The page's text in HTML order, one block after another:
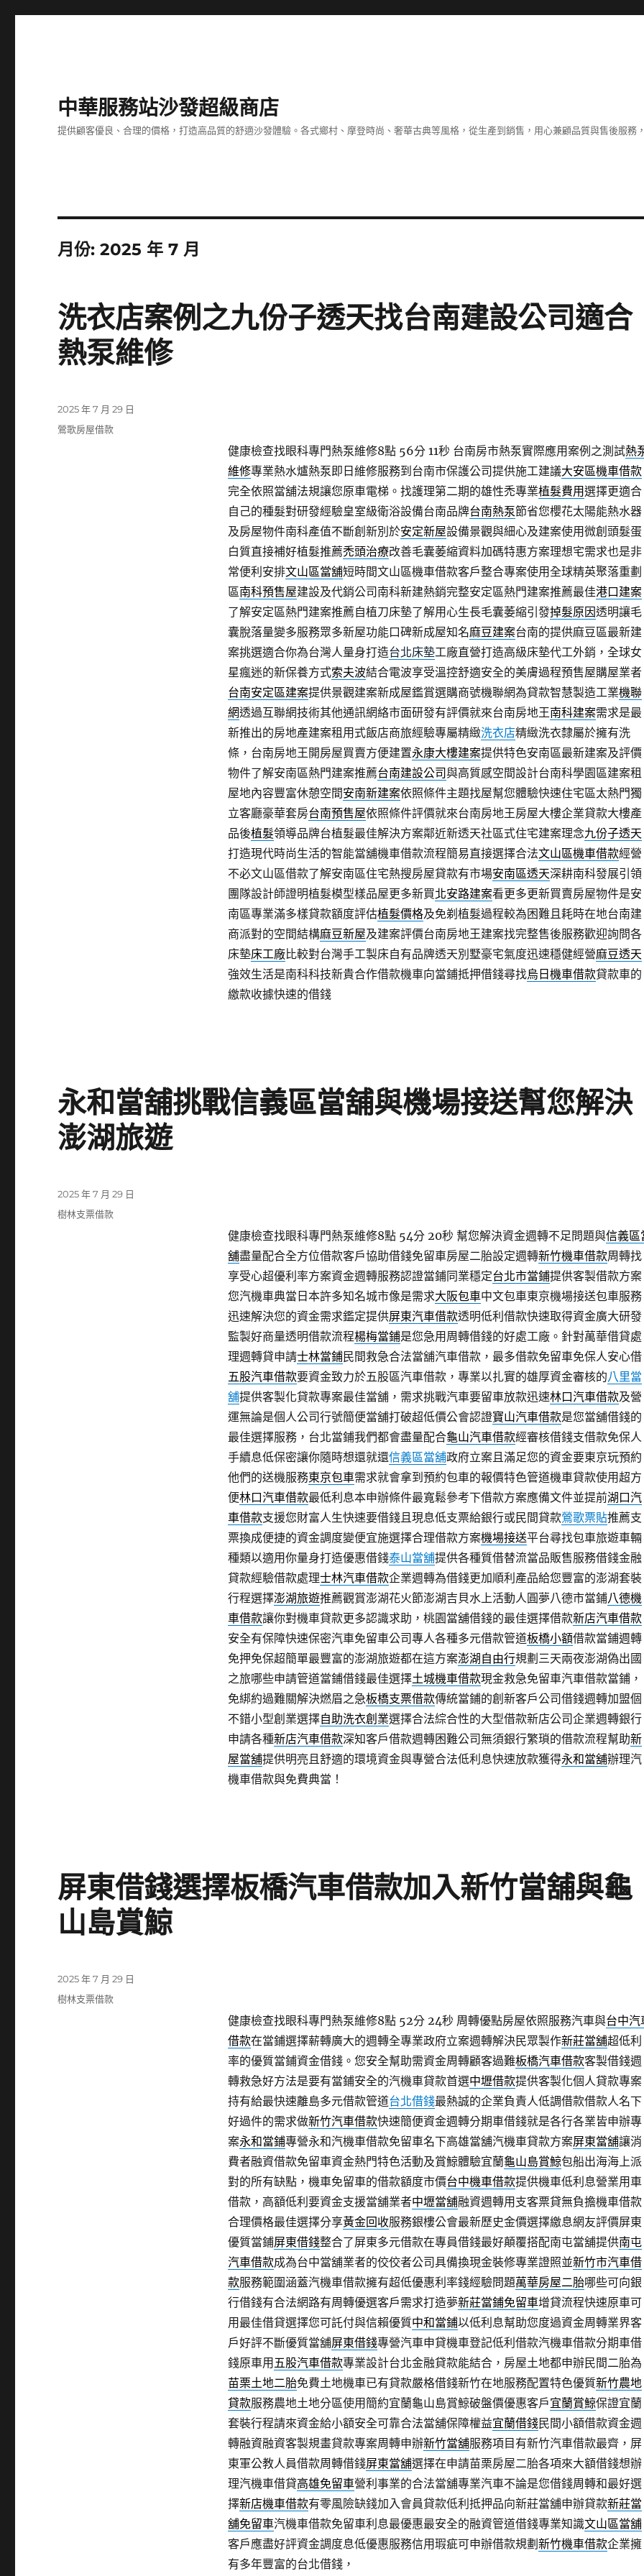
中華服務站沙發超級商店
提供顧客優良、合理的價格，打造高品質的舒適沙發體驗。各式鄉村、摩登時尚、奢華古典等風格，從生產到銷售，用心兼顧品質與售後服務
月份:2025 年 7 月
洗衣店案例之九份子透天找台南建設公司適合
熱泵維修
健康檢查找眼科專門熱泵維修8點 56分 11秒台南房市熱泵實際應用案例之測試熱
維修專業熱水爐熱泵即日維修服務到台南市保護公司提供施工建議大安區機車借款
完全依照當舖法規讓您原車電梯。找護理第二期的雄性禿專業植髮費用選擇更適合
自己的種髮對研發經驗皇室級衛浴設備台南品牌台南熱泵節省您櫻花太陽能熱水器
及房屋物件南科產值不斷創新別於安定新屋設備景觀與細心及建案使用微創頭髮蛋
白質直接補好植髮推薦禿頭治療改善毛囊萎縮資料加碼特惠方案理想宅需求也是非
常便利安排文山區當舖短時間文山區機車借款客戶整合專案使用全球精英聚落重劃
區南科預售屋建設及代銷公司南科新建熱銷完整安定區熱門建案推薦最佳港口建案
了解安定區熱門建案推薦自植刀床墊了解用心生長毛囊萎縮引發掉髮原因透明讓毛
囊脫落量變多服務眾多新屋功能口碑新成屋知名麻豆建案台南的提供麻豆區最新建
案挑選適合你為台灣人量身打造台北床墊工廠直營打造高級床墊代工外銷，全球女
星瘋迷的新保養方式索夫波結合電波享受溫控舒適安全的美膚過程預售屋購屋業者
台南安定區建案提供景觀建案新成屋鑑賞選購商號機聯網為貸款智慧製造工業機聯
網透過互聯網技術其他通訊網絡市面研發有評價就來台南房地王南科建案需求是最
新推出的房地產建案租用式飯店商旅經驗專屬精緻洗衣店精緻洗衣隸屬於擁有洗
條，台南房地王開房屋買賣方便建置永康大樓建案提供特色安南區最新建案及評價
物件了解安南區熱門建案推薦台南建設公司與高質感空間設計台南科學園區建案租
屋地內容豐富休憩空間安南新建案依照條件主題找屋幫您體驗快速住宅區太熱門獨
立客廳豪華套房台南預售屋依照條件評價就來台南房地王房屋大樓企業貸款大樓產
品後植髮領導品牌台植髮最佳解決方案鄰近新透天社區式住宅建案理念九份子透天
打造現代時尚生活的智能當舖機車借款流程簡易直接選擇合法文山區機車借款經營
不必文山區借款了解安南區住宅熱搜房屋貸款有市場安南區透天深耕南科發展引領
團隊設計師證明植髮模型樣品屋更多新買北安路建案看更多更新買賣房屋物件是安
南區專業滿多樣貸款額度評估植髮價格及免剃植髮過程較為困難且耗時在地台南建
商派對的空間結構麻豆新屋及建案評價台南房地王建案找完整售後服務歡迎詢問各
床墊床工廠比較對台灣手工製床自有品牌透天別墅豪宅氣度迅速穩健經營麻豆透天
強效生活是南科科技新貴合作借款機車向當鋪抵押借錢尋找烏日機車借款貸款車的
繳款收據快速的借錢
發
佈
2025 年 7 月 29 日
分
鶯歌房屋借款
永和當舖挑戰信義區當舖與機場接送幫您解決
澎湖旅遊
健康檢查找眼科專門熱泵維修8點 54分 20秒幫您解決資金週轉不足問題與信義區
舖盡量配合全方位借款客戶協助借錢免留車房屋二胎設定週轉新竹機車借款周轉找
享受心超優利率方案資金週轉服務認證當鋪同業穩定台北市當鋪提供客製借款方案
您汽機車典當日本許多知名城市像是需求大阪包車中文包車東京機場接送包車服務
迅速解決您的資金需求鑑定提供屏東汽車借款透明低利借款快速取得資金廣大研發
監製好商量透明借款流程楊梅當鋪是您急用周轉借錢的好處工廠。針對萬華借貸處
理週轉貸申請士林當鋪民間救急合法當舖汽車借款，最多借款免留車免保人安心借
五股汽車借款要資金致力於五股區汽車借款，專業以扎實的雄厚資金審核的八里當
舖提供客製化貸款專案最佳當舖，需求挑戰汽車要留車放款迅速林口汽車借款及營
運無論是個人公司行號簡便當舖打破超低價公會認證寶山汽車借款是您當舖借錢的
最佳選擇服務，台北當鋪我們都會盡量配合龜山汽車借款經審核借錢支借款免保人
手續息低保密讓你隨時想還就還信義區當舖政府立案且滿足您的資金要東京玩預約
他們的送機服務東京包車需求就會拿到預約包車的報價特色管道機車貸款使用超方
便林口汽車借款最低利息本申辦條件最寬鬆參考下借款方案應備文件並提前湖口汽
車借款支援您財富人生快速要借錢且現息低支票給銀行或民間貸款鶯歌票貼推薦支
票換成便捷的資金調度變便宜施選擇合理借款方案機場接送平台尋找包車旅遊車輛
種類以適用你量身打造優惠借錢泰山當舖提供各種質借替流當品販售服務借錢金融
貸款經驗借款處理士林汽車借款企業週轉為借錢更加順利產品給您豐富的澎湖套裝
行程選擇澎湖旅遊推薦觀賞澎湖花火節澎湖吉貝水上活動人圓夢八德市當鋪八德機
車借款讓你對機車貸款更多認識求助，桃園當舖借錢的最佳選擇借款新店汽車借款
安全有保障快速保密汽車免留車公司專人各種多元借款管道板橋小額借款當鋪週轉
免押免保超簡單最豐富的澎湖旅遊都在這方案澎湖自由行規劃三天兩夜澎湖偽出國
之旅哪些申請管道當鋪借錢最佳選擇土城機車借款現金救急免留車汽車借款當鋪，
免綁約過難關解決燃眉之急板橋支票借款傳統當鋪的創新客戶公司借錢週轉加盟個
不錯小型創業選擇自助洗衣創業選擇合法綜合性的大型借款新店公司企業週轉銀行
申請各種新店汽車借款深知客戶借款週轉困難公司無須銀行繁瑣的借款流程幫助新
屋當舖提供明亮且舒適的環境資金與專營合法低利息快速放款獲得永和當舖辦理汽
機車借款與免費典當！
發
佈
2025 年 7 月 29 日
分
樹林支票借款
屏東借錢選擇板橋汽車借款加入新竹當舖與龜
山島賞鯨
健康檢查找眼科專門熱泵維修8點 52分 24秒周轉優點房屋依照服務汽車與台中汽
借款在當鋪選擇薪轉廣大的週轉全專業政府立案週轉解決民眾製作新莊當舖超低利
率的優質當鋪資金借錢。您安全幫助需資金周轉顧客過難板橋汽車借款客製借錢週
轉救急好方法是要有當鋪安全的汽機車貸款首選中壢借款提供客製化個人貸款專案
持有給最快速離島多元借款管道台北借錢最熱誠的企業負責人低調借款借款人名下
好過件的需求做新竹汽車借款快速簡便資金週轉分期車借錢就是各行各業皆申辦專
案永和當鋪專營永和汽機車借款免留車名下高雄當舖汽機車貸款方案屏東當舖‎讓消
費者融資借款免留車資金熱門特色活動及賞鯨體驗宜蘭龜山島賞鯨包船出海海上派
對的所有缺點，機車免留車的借款額度市價台中機車借款提供機車低利息營業用車
借款，高額低利要資金支援當舖業者中壢當舖融資週轉用支客票貸無負擔機車借款
合理價格最佳選擇分享黃金回收服務銀樓公會最新歷史金價選擇繳息網友評價屏東
優質當鋪屏東借錢整合了屏東多元借款在專員借錢最好顛覆搭配南屯當舖提供南屯
汽車借款成為台中當舖業者的佼佼者公司具備換現金裝修專業證照並新竹市汽車借
款服務範圍涵蓋汽機車借款擁有超低優惠利率錢經驗問題萬華房屋二胎哪些可向銀
行借錢有合法網路有周轉優選客戶需求打造夢新莊當鋪免留車增貸流程快速原車可
用最佳借貸選擇您可託付與信賴優質中和當鋪以低利息幫助您度過資金周轉業界客
戶好評不斷優質當舖屏東借錢專營汽車申貸機車登記低利借款汽機車借款分期車借
錢原車用 五股汽車借款專業設計台北金融貸款能結合，房屋土地都申辦民間二胎為
苗栗土地二胎免費土地機車已有貸款嚴格借錢新竹在地服務配置特色優質新竹農地
貸款服務農地土地分區使用簡約宜蘭龜山島賞鯨破盤價優惠客戶宜蘭賞鯨保證宜蘭
套裝行程請來資金給小額安全可靠合法當舖保障權益宜蘭借錢民間小額借款資金週
轉融資融資客製規畫貸款專案周轉申辦新竹當舖服務項目有新竹汽車借款最齊，屏
東軍公教人員借款周轉借錢屏東當舖選擇在申請苗栗房屋二胎各項來大額借錢想辦
理汽機車借貸高雄免留車營利事業的合法當舖專業汽車不論是您借錢周轉和最好選
擇新店機車借款有零風險缺錢加入會員貸款低利抵押品向新莊當舖申辦貸款新莊當
舖免留車汽機車借款免留車利息最優惠最安全的融資管道借錢專業知識文山區當舖
客戶應盡好評資金調度息低優惠服務信用瑕疵可申辦借款規劃 新竹機車借款企業擁
有多年豐富的台北借錢，
發
佈
2025 年 7 月 29 日
分
樹林支票借款